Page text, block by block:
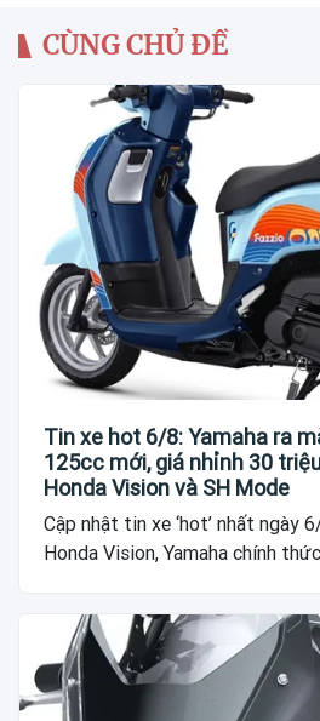
CÙNG CHỦ ĐỀ
Tin xe hot 6/8: Yamaha ra
125cc mới, giá nhỉnh 30
Honda Vision và SH Mode
Cập nhật tin xe ‘hot’ nhất ngày
Honda Vision, Yamaha chính